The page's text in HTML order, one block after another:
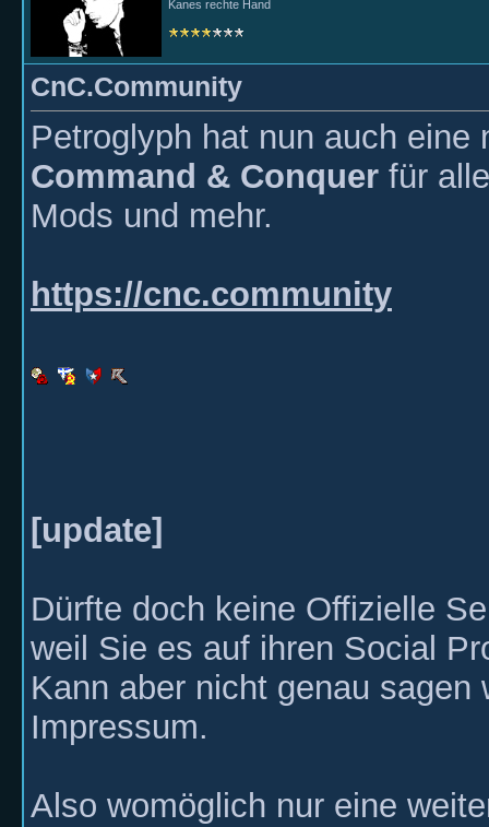
Kanes rechte Hand
CnC.Community
Petroglyph hat nun auch eine
Command & Conquer für
Mods und mehr.
https://cnc.community
[update]
Dürfte doch keine Offizielle
weil Sie es auf ihren Social
Kann aber nicht genau
Impressum.
Also womöglich nur eine